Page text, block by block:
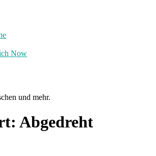
Now
und mehr.
Abgedreht